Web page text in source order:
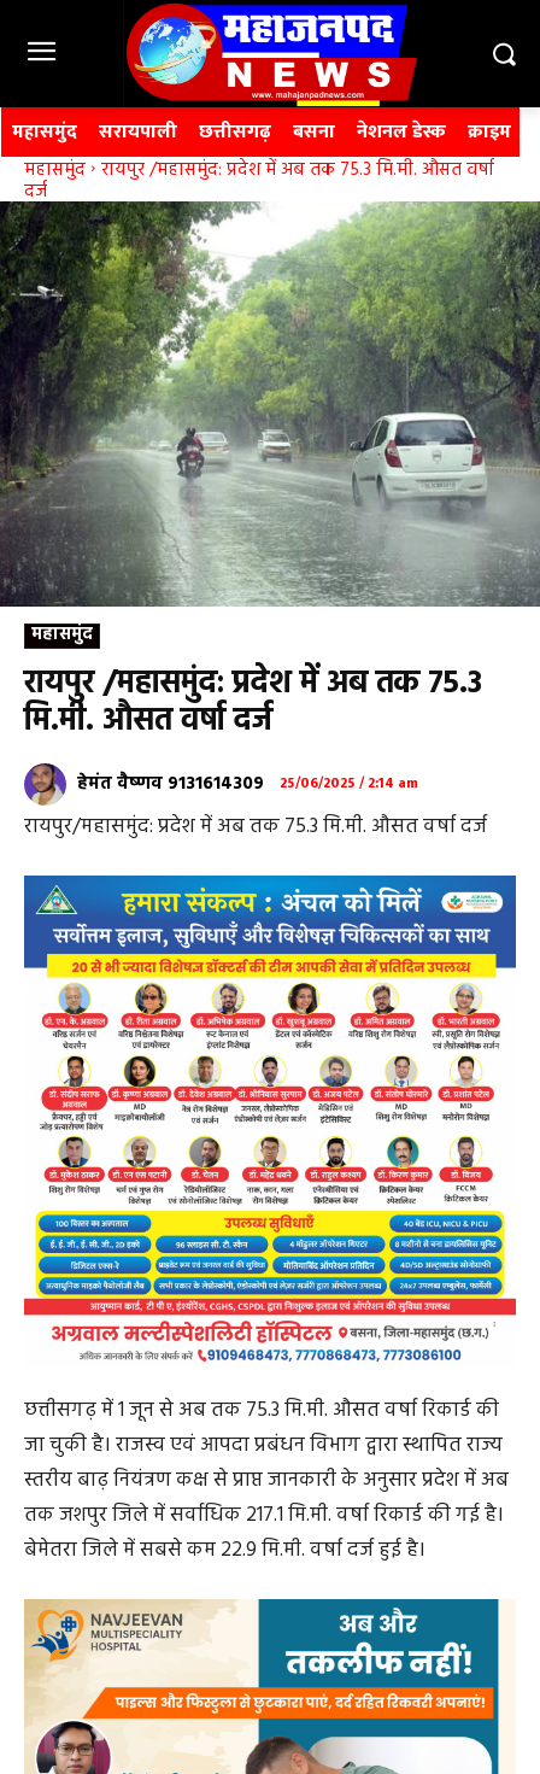
महासमुंद सरायपाली छत्तीसगढ़ बसना नेशनल डेस्क क्राइम
महासमुंद रायपुर /महासमुंद: प्रदेश में अब तक 75.3 मि.मी. औसत वर्षा
दर्ज
महासमुंद
रायपुर /महासमुंद: प्रदेश में अब तक 75.3
मि.मी. औसत वर्षा दर्ज
हेमंत वैष्णव 9131614309 25/06/2025 / 2:14 am
रायपुर/महासमुंद: प्रदेश में अब तक 75.3 मि.मी. औसत वर्षा दर्ज
छत्तीसगढ़ में 1 जून से अब तक 75.3 मि.मी. औसत वर्षा रिकार्ड की
जा चुकी है। राजस्व एवं आपदा प्रबंधन विभाग द्वारा स्थापित राज्य
स्तरीय बाढ़ नियंत्रण कक्ष से प्राप्त जानकारी के अनुसार प्रदेश में अब
तक जशपुर जिले में सर्वाधिक 217.1 मि.मी. वर्षा रिकार्ड की गई है।
बेमेतरा जिले में सबसे कम 22.9 मि.मी. वर्षा दर्ज हुई है।